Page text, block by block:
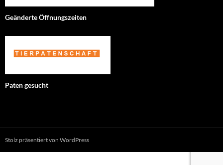
Geänderte Öffnungszeiten
Paten gesucht
Stolz präsentiert von WordPress